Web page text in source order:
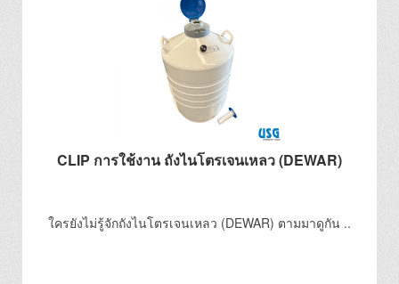
CLIP การใช้งาน ถังไนโตรเจนเหลว (DEWAR)
ใครยังไม่รู้จักถังไนโตรเจนเหลว (DEWAR) ตามมาดูกัน ..